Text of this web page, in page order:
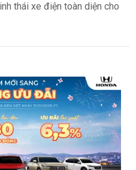
thái xe điện toàn diện cho